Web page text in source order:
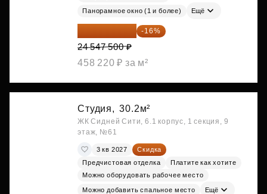
Панорамное окно (1 и более) Ещё
20 619 900 ₽ -16%
24 547 500 ₽
458 220 ₽ за м²
Студия, 30.2м²
ЖК Сидней Сити, 6.1 корпус, 1 секция, 9
этаж, №61
3 кв 2027
Скидка
Предчистовая отделка
Платите как хотите
Можно оборудовать рабочее место
Можно добавить спальное место Ещё